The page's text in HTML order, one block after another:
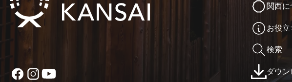
関西
お役立
検索
ダウ